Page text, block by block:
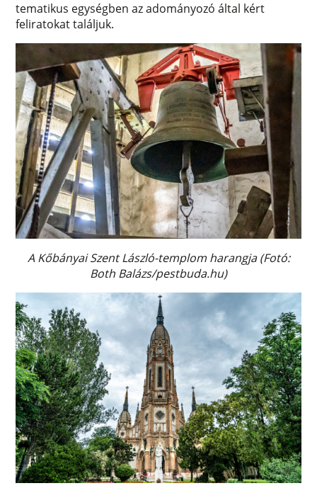
tematikus egységben az adományozó által kért
feliratokat találjuk.
A Kőbányai Szent László-templom harangja (Fotó:
Both Balázs/pestbuda.hu)